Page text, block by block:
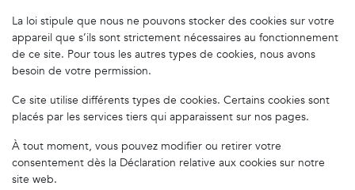
La loi stipule que nous ne pouvons stocker des cookies sur votre
appareil que s’ils sont strictement nécessaires au fonctionnement
de ce site. Pour tous les autres types de cookies, nous avons
besoin de votre permission.
Ce site utilise différents types de cookies. Certains cookies sont
placés par les services tiers qui apparaissent sur nos pages.
À tout moment, vous pouvez modifier ou retirer votre
consentement dès la Déclaration relative aux cookies sur notre
site web.